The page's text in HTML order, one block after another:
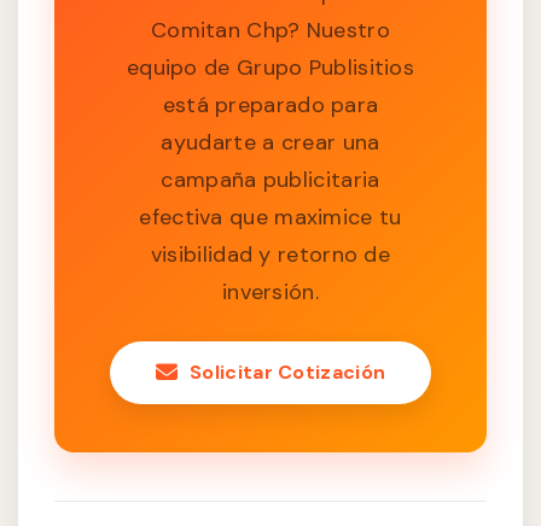
Comitan Chp? Nuestro
equipo de Grupo Publisitios
está preparado para
ayudarte a crear una
campaña publicitaria
efectiva que maximice tu
visibilidad y retorno de
inversión.
Solicitar Cotización